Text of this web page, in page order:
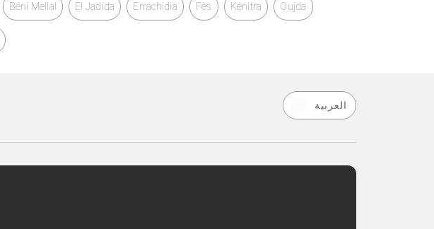
Béni Mellal El Jadida Errachidia Fès Kénitra Oujda
العربية